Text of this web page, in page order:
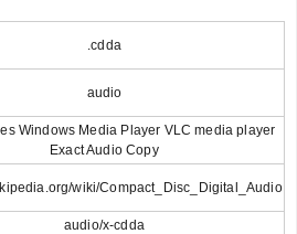
.cdda
audio
Windows Media Player VLC media player
Exact Audio Copy
wiki/Compact_Disc_Digital_Audio
audio/x-cdda